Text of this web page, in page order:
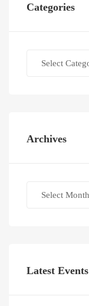
Categories
Archives
Latest Events